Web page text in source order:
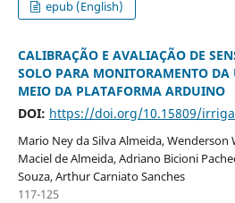
epub (English)
CALIBRAÇÃO E AVALIAÇÃO DE
SOLO PARA MONITORAMENTO
MEIO DA PLATAFORMA ARDUINO
DOI: https://doi.org/10.15809/
Mario Ney da Silva Almeida, Wenderson
Maciel de Almeida, Adriano Bicioni
Souza, Arthur Carniato Sanches
117-125